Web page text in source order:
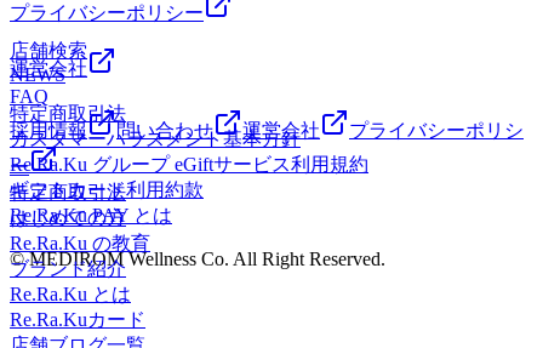
プライバシーポリシー
運営会社
特定商取引法
カスタマーハラスメント基本方針
Re.Ra.Ku グループ eGiftサービス利用規約
ギフトカード利用約款
Re.Ra.Ku PAY とは
© MEDIROM Wellness Co. All Right Reserved.
店舗検索
NEWS
FAQ
採用情報
問い合わせ 運営会社
プライバシーポリシ
ー
特定商取引法
はじめての方
Re.Ra.Ku の教育
ブランド紹介
Re.Ra.Ku とは
Re.Ra.Kuカード